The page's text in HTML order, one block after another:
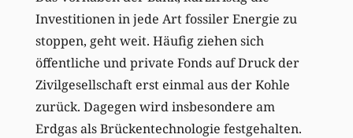
Investitionen in jede Art fossiler Energie zu
stoppen, geht weit. Häufig ziehen sich
öffentliche und private Fonds auf Druck der
Zivilgesellschaft erst einmal aus der Kohle
zurück. Dagegen wird insbesondere am
Erdgas als Brückentechnologie festgehalten.